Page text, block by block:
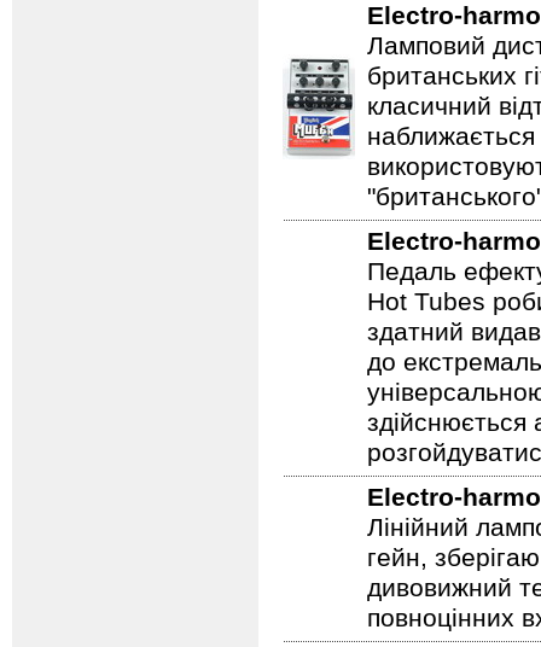
Electro-
Ламповий
британських
класичний
Electro-
Педаль
Hot Tubes
здатний
до
Electro-
Лінійний
гейн,
дивовижний
повноцінних